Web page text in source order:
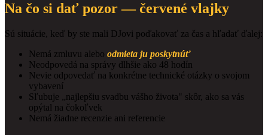
Na čo si dať pozor — červené vlajky
Sú situácie, keď by ste mali DJovi poďakovať za čas a hľadať ďalej:
Nemá zmluvu alebo odmieta ju poskytnúť
Neodpovedá na správy dlhšie ako 48 hodín
Nevie odpovedať na konkrétne technické otázky o svojom
vybavení
Sľubuje „najlepšiu svadbu vášho života" skôr, ako sa vás
opýtal na čokoľvek
Nemá žiadne recenzie ani referencie